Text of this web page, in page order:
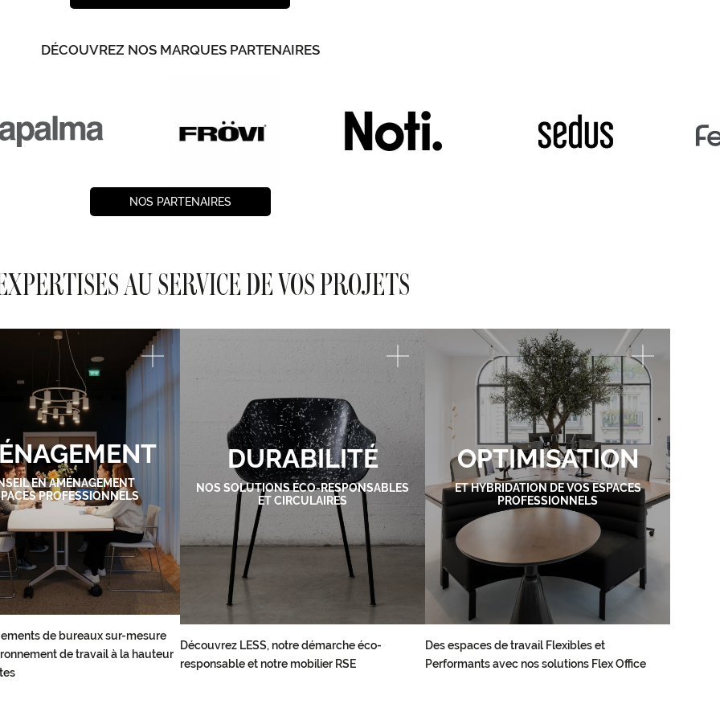
DÉCOUVREZ NOS MARQUES PARTENAIRES
NOS PARTENAIRES
AU SERVICE DE VOS PROJETS
EN AMÉNAGEMENT
PROFESSIONNELS
de bureaux sur-mesure
de travail à la hauteur
DURABILITÉ
NOS SOLUTIONS ÉCO-RESPONSABLES
ET CIRCULAIRES
Découvrez LESS, notre démarche éco-
responsable et notre mobilier RSE
OPTIMISATION
ET HYBRIDATION DE VOS ESPACES
PROFESSIONNELS
Des espaces de travail Flexibles et
Performants avec nos solutions Flex Office